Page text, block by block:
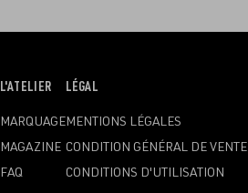
OUVRIR
MENU
L'ATELIER
MARQUAGE
MAGAZINE
FAQ
OUVRIR
MENU
LÉGAL
MENTIONS LÉGALES
CONDITION GÉNÉRAL DE VENTE
CONDITIONS D'UTILISATION